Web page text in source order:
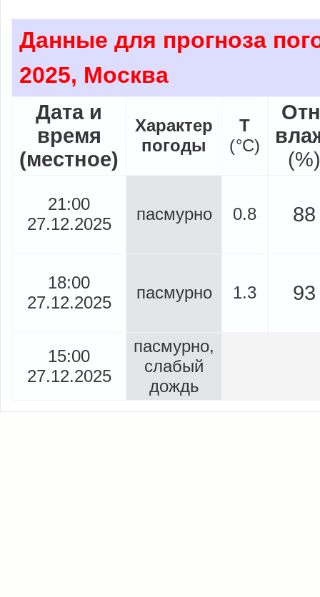
Данные для прогноза
2025, Москва
Дата и
время
(местное)
Характер
погоды
Т
(°C)
(%)
21:00
27.12.2025
пасмурно 0.8 88
18:00
27.12.2025
пасмурно 1.3 93
15:00
27.12.2025
пасмурно,
слабый
дождь